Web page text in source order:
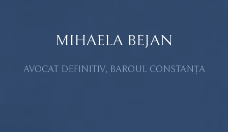
MIHAELA BEJAN
AVOCAT DEFINITIV, BAROUL CONSTANȚA